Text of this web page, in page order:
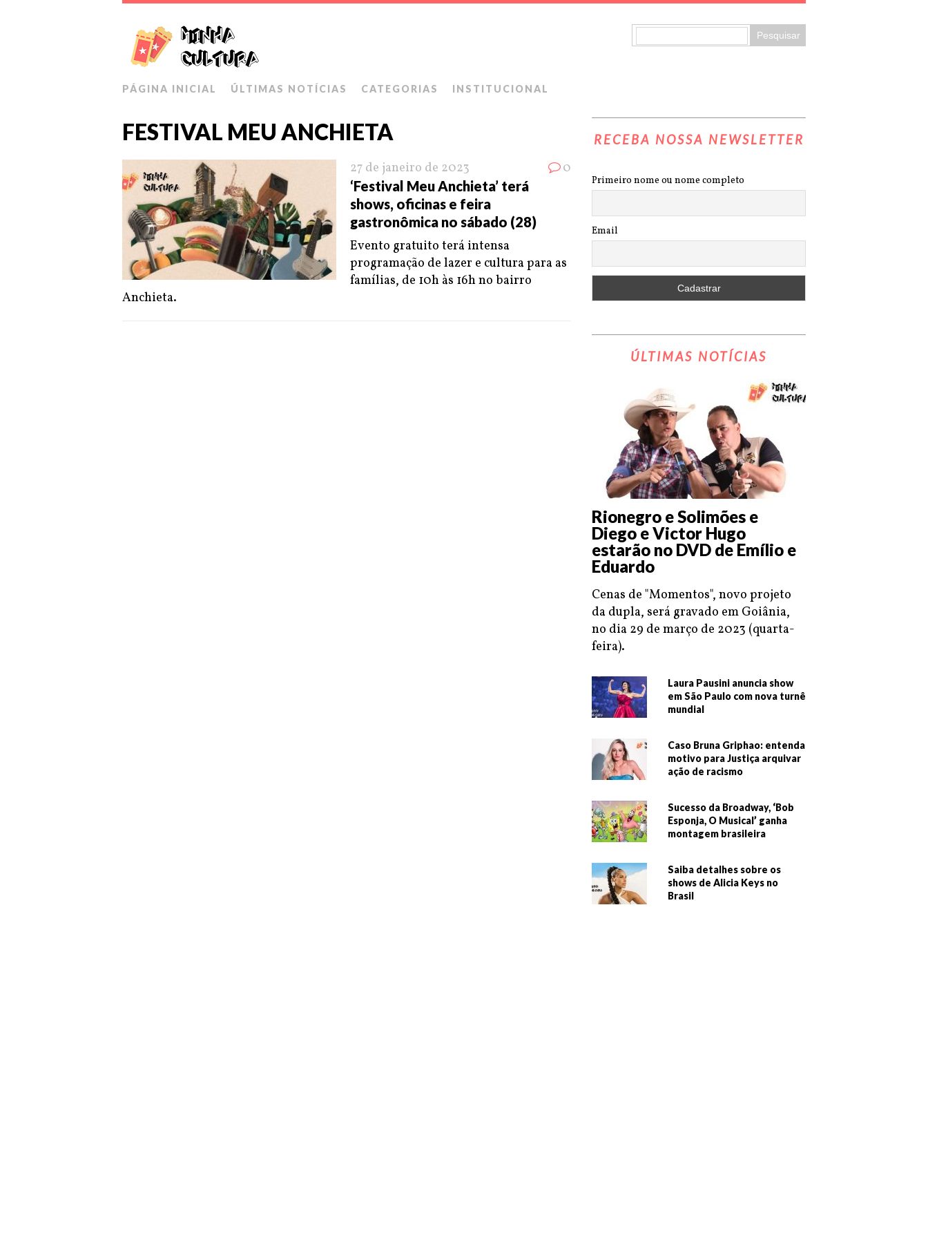
PÁGINA INICIAL ÚLTIMAS NOTÍCIAS CATEGORIAS INSTITUCIONAL
FESTIVAL MEU ANCHIETA
27 de janeiro de 2023 0
‘Festival Meu Anchieta’ terá
shows, oficinas e feira
gastronômica no sábado (28)
Evento gratuito terá intensa
programação de lazer e cultura para as
famílias, de 10h às 16h no bairro
Anchieta.
RECEBA NOSSA NEWSLETTER
Primeiro nome ou nome completo
Email
ÚLTIMAS NOTÍCIAS
Rionegro e Solimões e
Diego e Victor Hugo
estarão no DVD de Emílio e
Eduardo
Cenas de "Momentos", novo projeto
da dupla, será gravado em Goiânia,
no dia 29 de março de 2023 (quarta-
feira).
Laura Pausini anuncia show
em São Paulo com nova turnê
mundial
Caso Bruna Griphao: entenda
motivo para Justiça arquivar
ação de racismo
Sucesso da Broadway, ‘Bob
Esponja, O Musical’ ganha
montagem brasileira
Saiba detalhes sobre os
shows de Alicia Keys no
Brasil